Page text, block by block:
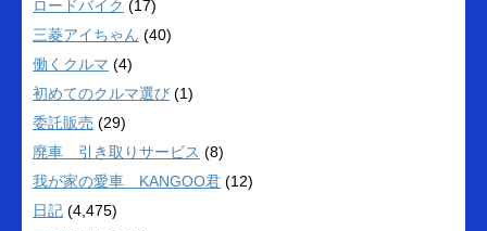
ロードバイク (17)
三菱アイちゃん (40)
働くクルマ (4)
初めてのクルマ選び (1)
委託販売 (29)
廃車 引き取りサービス (8)
我が家の愛車 KANGOO君 (12)
日記 (4,475)